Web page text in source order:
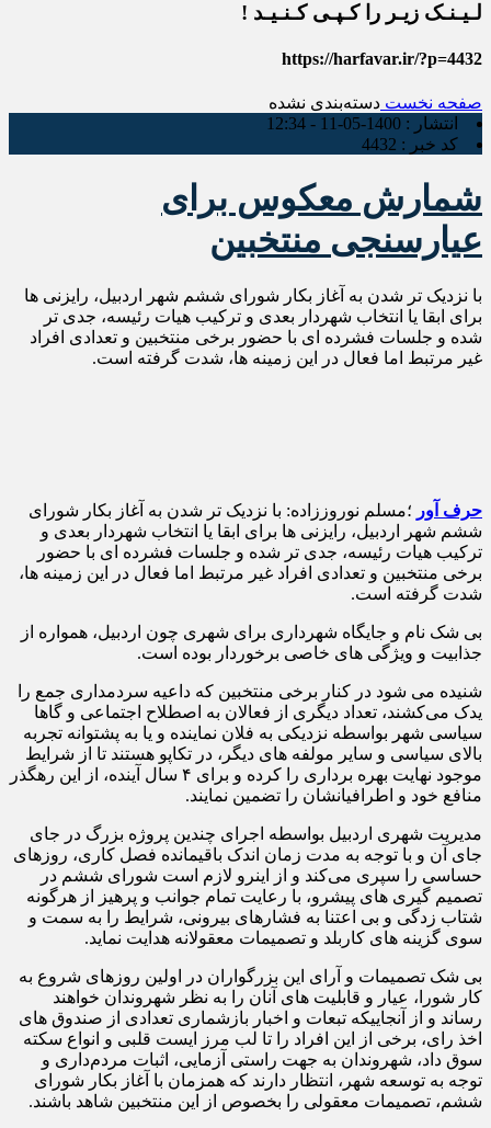
لـیـنـک زیـر را کـپـی کـنـیـد !
https://harfavar.ir/?p=4432
صفحه نخست دسته‌بندی نشده
انتشار : 1400-05-11 - 12:34
کد خبر : 4432
شمارش معکوس برای
عیارسنجی منتخبین
با نزدیک تر شدن به آغاز بکار شورای ششم شهر اردبیل، رایزنی ها
برای ابقا یا انتخاب شهردار بعدی و ترکیب هیات رئیسه، جدی تر
شده و جلسات فشرده ای با حضور برخی منتخبین و تعدادی افراد
غیر مرتبط اما فعال در این زمینه ها، شدت گرفته است.
حرف آور ؛مسلم نوروززاده: با نزدیک تر شدن به آغاز بکار شورای
ششم شهر اردبیل، رایزنی ها برای ابقا یا انتخاب شهردار بعدی و
ترکیب هیات رئیسه، جدی تر شده و جلسات فشرده ای با حضور
برخی منتخبین و تعدادی افراد غیر مرتبط اما فعال در این زمینه ها،
شدت گرفته است.
بی شک نام و جایگاه شهرداری برای شهری چون اردبیل، همواره از
جذابیت و ویژگی های خاصی برخوردار بوده است.
شنیده می شود در کنار برخی منتخبین که داعیه سردمداری جمع را
یدک می‌کشند، تعداد دیگری از فعالان به اصطلاح اجتماعی و گاها
سیاسی شهر بواسطه نزدیکی به فلان نماینده و یا به پشتوانه تجربه
بالای سیاسی و سایر مولفه های دیگر، در تکاپو هستند تا از شرایط
موجود نهایت بهره برداری را کرده و برای ۴ سال آینده، از این رهگذر
منافع خود و اطرافیانشان را تضمین نمایند.
مدیریت شهری اردبیل بواسطه اجرای چندین پروژه بزرگ در جای
جای آن و با توجه به مدت زمان اندک باقیمانده فصل کاری، روزهای
حساسی را سپری می‌کند و از اینرو لازم است شورای ششم در
تصمیم گیری های پیشرو، با رعایت تمام جوانب و پرهیز از هرگونه
شتاب زدگی و بی اعتنا به فشارهای بیرونی، شرایط را به سمت و
سوی گزینه های کاربلد و تصمیمات معقولانه هدایت نماید.
بی شک تصمیمات و آرای این بزرگواران در اولین روزهای شروع به
کار شورا، عیار و قابلیت های آنان را به نظر شهروندان خواهند
رساند و از آنجاییکه تبعات و اخبار بازشماری تعدادی از صندوق های
اخذ رای، برخی از این افراد را تا لب مرز ایست قلبی و انواع سکته
سوق داد، شهروندان به جهت راستی آزمایی، اثبات مردم‌داری و
توجه به توسعه شهر، انتظار دارند که همزمان با آغاز بکار شورای
ششم، تصمیمات معقولی را بخصوص از این منتخبین شاهد باشند.